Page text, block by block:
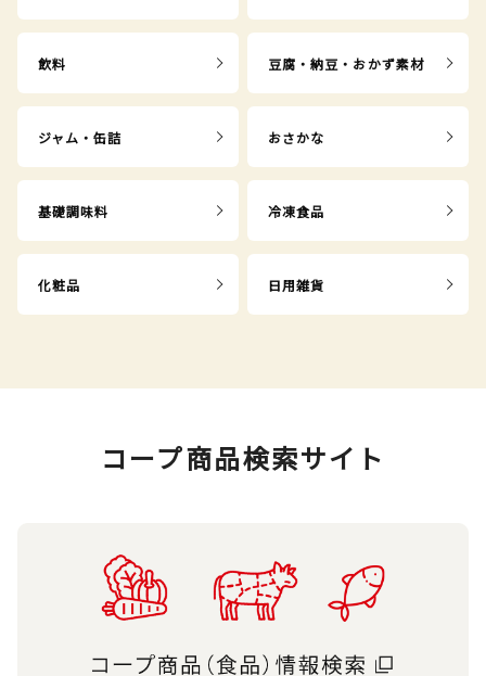
飲料 豆腐・納豆・おかず素材
ジャム・缶詰 おさかな
基礎調味料 冷凍食品
化粧品 日用雑貨
コープ商品検索サイト